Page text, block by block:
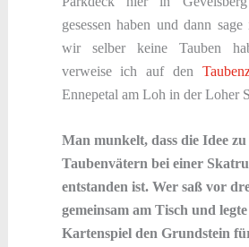
gesessen haben und dann
wir selber keine Tauben
verweise ich auf den
Ennepetal am Loh in der Loher
Man munkelt, dass die Idee zu
Taubenvätern bei einer
entstanden ist. Wer saß vor
gemeinsam am Tisch und
Kartenspiel den Grundstein